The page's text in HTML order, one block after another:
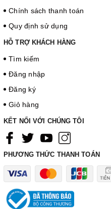
Chính sách thanh toán
Quy định sử dụng
HỖ TRỢ KHÁCH HÀNG
Tìm kiếm
Đăng nhập
Đăng ký
Giỏ hàng
KẾT NỐI VỚI CHÚNG TÔI
PHƯƠNG THỨC THANH TOÁN